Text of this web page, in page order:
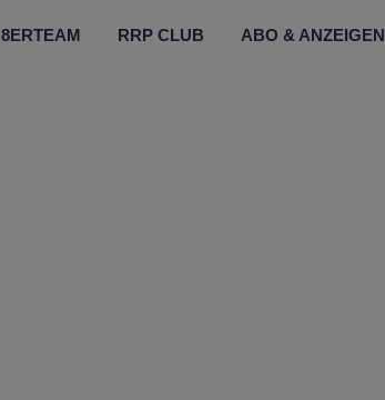
8ERTEAM RRP CLUB ABO & ANZEIGEN